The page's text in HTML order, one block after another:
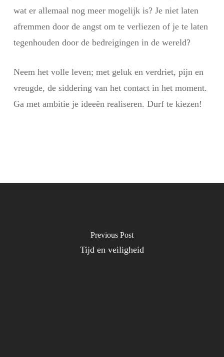
wat er allemaal nog meer mogelijk is? Je niet laten
afremmen door de angst om te verliezen of je te laten
tegenhouden door de bedreigingen in de wereld?
Neem het volle leven; met geluk en verdriet, pijn en
vreugde, de siddering van het contact in het moment.
Ga met ambitie je ideeën realiseren. Durf te kiezen!
Previous Post
Tijd en veiligheid